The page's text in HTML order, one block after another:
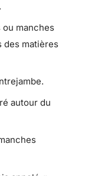
ou manches
des matières
autour du